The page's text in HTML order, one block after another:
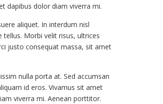
dapibus dolor diam viverra mi.
aliquet. In interdum nisl
tellus. Morbi velit risus, ultrices
justo consequat massa, sit amet
nulla porta at. Sed accumsan
id eros. Vivamus sit amet
viverra mi. Aenean porttitor.